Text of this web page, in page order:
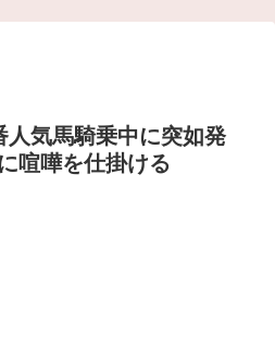
人気馬騎乗中に突如発
喧嘩を仕掛ける